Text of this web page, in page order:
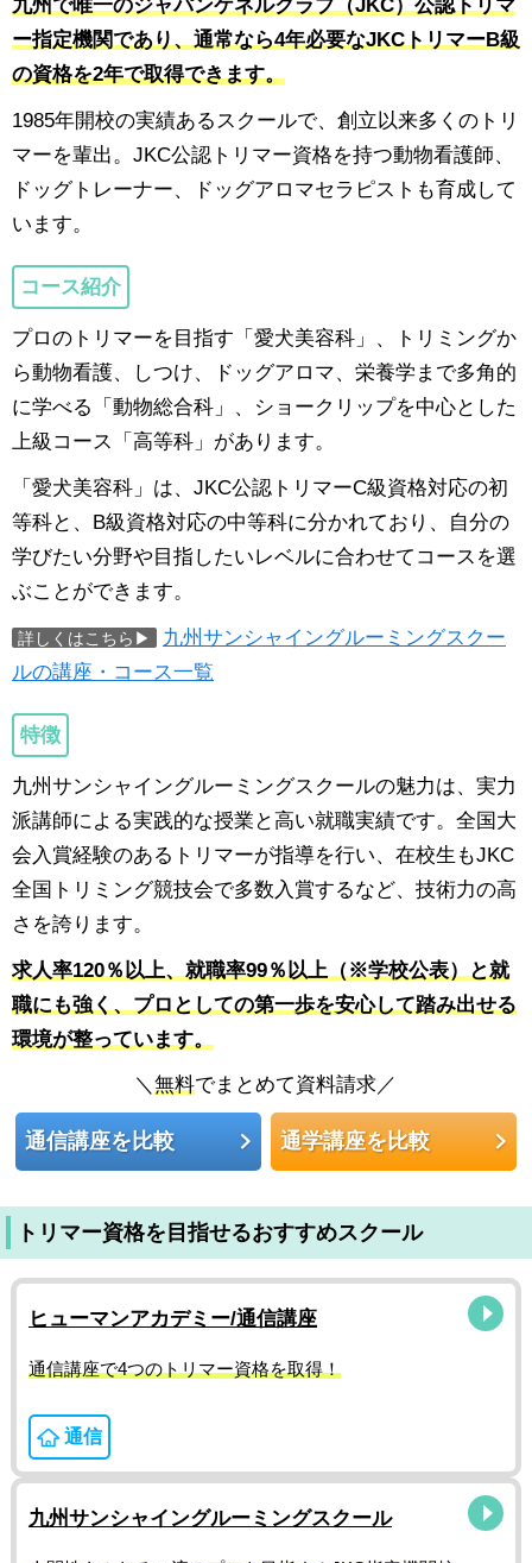
九州で唯一のジャパンケネルクラブ（JKC）公認トリマ
ー指定機関であり、通常なら4年必要なJKCトリマーB級
の資格を2年で取得できます。
1985年開校の実績あるスクールで、創立以来多くのトリ
マーを輩出。JKC公認トリマー資格を持つ動物看護師、
ドッグトレーナー、ドッグアロマセラピストも育成して
います。
コース紹介
プロのトリマーを目指す「愛犬美容科」、トリミングか
ら動物看護、しつけ、ドッグアロマ、栄養学まで多角的
に学べる「動物総合科」、ショークリップを中心とした
上級コース「高等科」があります。
「愛犬美容科」は、JKC公認トリマーC級資格対応の初
等科と、B級資格対応の中等科に分かれており、自分の
学びたい分野や目指したいレベルに合わせてコースを選
ぶことができます。
詳しくはこちら▶
九州サンシャイングルーミングスクー
ルの講座・コース一覧
特徴
九州サンシャイングルーミングスクールの魅力は、実力
派講師による実践的な授業と高い就職実績です。全国大
会入賞経験のあるトリマーが指導を行い、在校生もJKC
全国トリミング競技会で多数入賞するなど、技術力の高
さを誇ります。
求人率120％以上、就職率99％以上（※学校公表）と就
職にも強く、プロとしての第一歩を安心して踏み出せる
環境が整っています。
＼無料でまとめて資料請求／
通信講座を比較 通学講座を比較
トリマー資格を目指せるおすすめスクール
ヒューマンアカデミー/通信講座
通信講座で4つのトリマー資格を取得！
通信
九州サンシャイングルーミングスクール